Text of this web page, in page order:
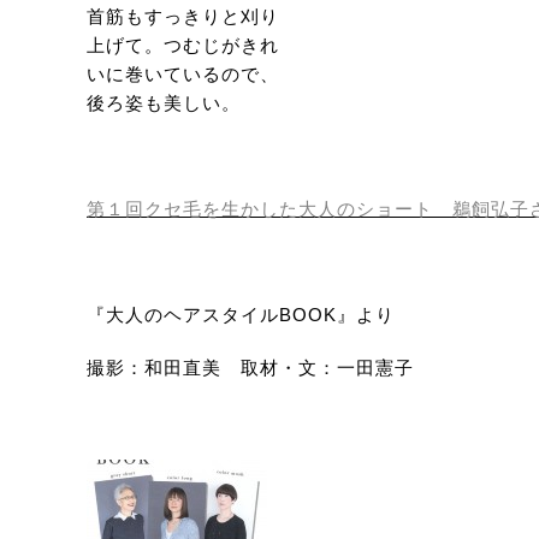
首筋もすっきりと刈り
上げて。つむじがきれ
いに巻いているので、
後ろ姿も美しい。
第１回クセ毛を生かした大人のショート 鵜飼弘
『大人のヘアスタイルBOOK』より
撮影：和田直美 取材・文：一田憲子